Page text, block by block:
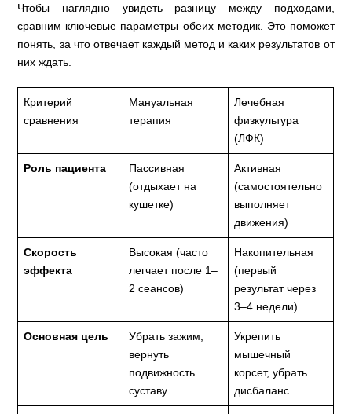
Чтобы наглядно увидеть разницу между подходами,
сравним ключевые параметры обеих методик. Это поможет
понять, за что отвечает каждый метод и каких результатов от
них ждать.
Критерий
сравнения
Мануальная
терапия
Лечебная
физкультура
(ЛФК)
Роль пациента
Пассивная
(отдыхает на
кушетке)
Активная
(самостоятельно
выполняет
движения)
Скорость
эффекта
Высокая (часто
легчает после 1–
2 сеансов)
Накопительная
(первый
результат через
3–4 недели)
Основная цель
Убрать зажим,
вернуть
подвижность
суставу
Укрепить
мышечный
корсет, убрать
дисбаланс